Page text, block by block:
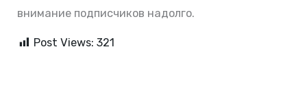
внимание подписчиков надолго.
Post Views: 321